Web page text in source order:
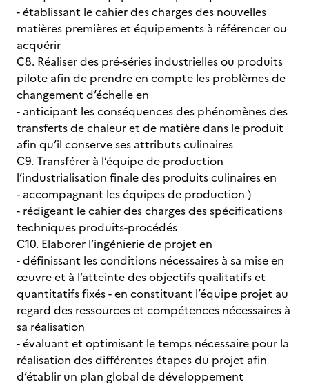
- établissant le cahier des charges des nouvelles
matières premières et équipements à référencer ou
acquérir
C8. Réaliser des pré-séries industrielles ou produits
pilote afin de prendre en compte les problèmes de
changement d’échelle en
- anticipant les conséquences des phénomènes des
transferts de chaleur et de matière dans le produit
afin qu’il conserve ses attributs culinaires
C9. Transférer à l’équipe de production
l’industrialisation finale des produits culinaires en
- accompagnant les équipes de production )
- rédigeant le cahier des charges des spécifications
techniques produits-procédés
C10. Elaborer l’ingénierie de projet en
- définissant les conditions nécessaires à sa mise en
œuvre et à l’atteinte des objectifs qualitatifs et
quantitatifs fixés - en constituant l’équipe projet au
regard des ressources et compétences nécessaires à
sa réalisation
- évaluant et optimisant le temps nécessaire pour la
réalisation des différentes étapes du projet afin
d’établir un plan global de développement